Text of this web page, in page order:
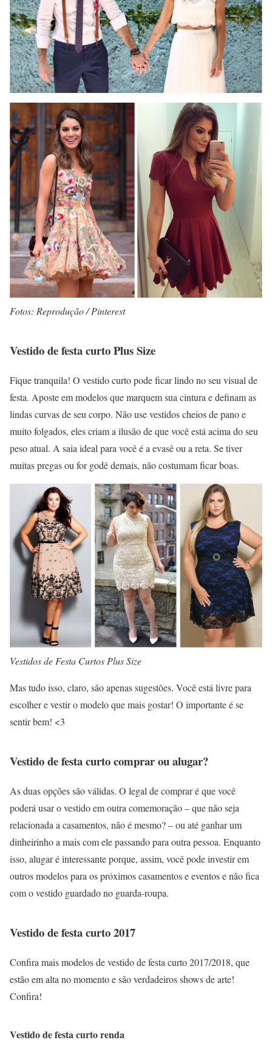
Fotos: Reprodução / Pinterest
Vestido de festa curto Plus Size
Fique tranquila! O vestido curto pode ficar lindo no seu visual de
festa. Aposte em modelos que marquem sua cintura e definam as
lindas curvas de seu corpo. Não use vestidos cheios de pano e
muito folgados, eles criam a ilusão de que você está acima do seu
peso atual. A saia ideal para você é a evasê ou a reta. Se tiver
muitas pregas ou for godê demais, não costumam ficar boas.
Vestidos de Festa Curtos Plus Size
Mas tudo isso, claro, são apenas sugestões. Você está livre para
escolher e vestir o modelo que mais gostar! O importante é se
sentir bem! <3
Vestido de festa curto comprar ou alugar?
As duas opções são válidas. O legal de comprar é que você
poderá usar o vestido em outra comemoração – que não seja
relacionada a casamentos, não é mesmo? – ou até ganhar um
dinheirinho a mais com ele passando para outra pessoa. Enquanto
isso, alugar é interessante porque, assim, você pode investir em
outros modelos para os próximos casamentos e eventos e não fica
com o vestido guardado no guarda-roupa.
Vestido de festa curto 2017
Confira mais modelos de vestido de festa curto 2017/2018, que
estão em alta no momento e são verdadeiros shows de arte!
Confira!
Vestido de festa curto renda